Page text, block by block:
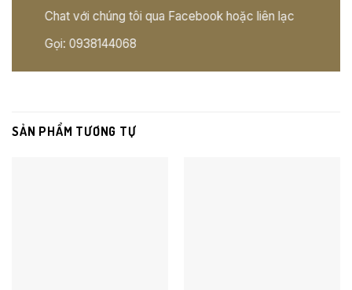
Chat với chúng tôi qua Facebook hoặc liên lạc
Gọi: 0938144068
SẢN PHẨM TƯƠNG TỰ